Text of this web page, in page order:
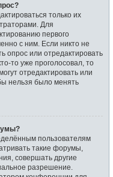
только их
Для
первого
с ним. Если никто не
опрос или отредактировать
то уже проголосовал, то
отредактировать или
нельзя было менять
пользователям
такие форумы,
совершать другие
разрешение.